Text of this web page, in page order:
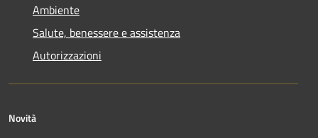
Ambiente
Salute, benessere e assistenza
Autorizzazioni
Novità